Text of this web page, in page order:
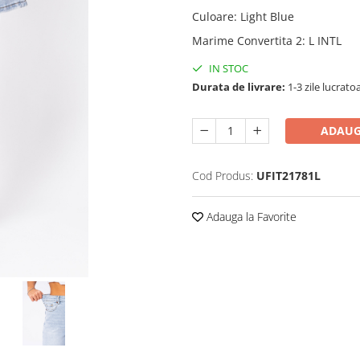
Culoare: Light Blue
Marime Convertita 2: L INTL
IN STOC
Durata de livrare: 1-3 zile
Cod Produs: UFIT21781L
Adauga la Favorite